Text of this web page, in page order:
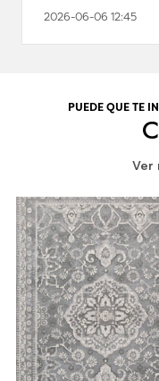
2026-06-06 12:45
PUEDE QUE TE
Ver